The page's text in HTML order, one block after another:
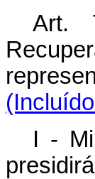
Art.
I -